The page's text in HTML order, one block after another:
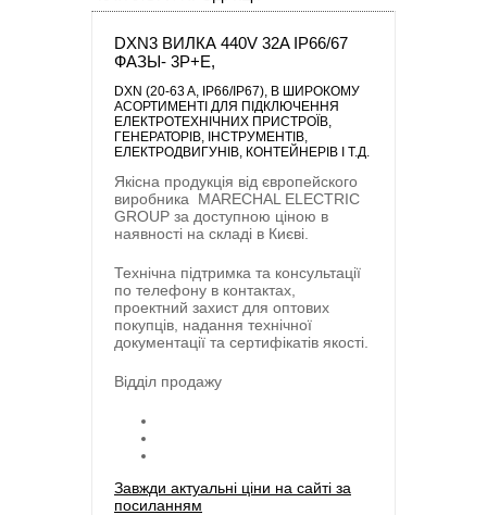
DXN3 ВИЛКА 440V 32A IP66/67
ФАЗЫ- 3P+E,
DXN (20-63 A, IP66/IP67), В ШИРОКОМУ
АСОРТИМЕНТІ ДЛЯ ПІДКЛЮЧЕННЯ
ЕЛЕКТРОТЕХНІЧНИХ ПРИСТРОЇВ,
ГЕНЕРАТОРІВ, ІНСТРУМЕНТІВ,
ЕЛЕКТРОДВИГУНІВ, КОНТЕЙНЕРІВ І Т.Д.
Якісна продукція від європейского
виробника MARECHAL ELECTRIC
GROUP за доступною ціною в
наявності на складі в Києві.
Технічна підтримка та консультації
по телефону в контактах,
проектний захист для оптових
покупців, надання технічної
документації та сертифікатів якості.
Відділ продажу
Завжди актуальні ціни на сайті за
посиланням